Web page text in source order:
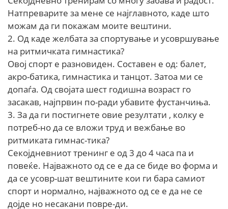
Натпреварите за мене се најглавното, каде што
можам да ги покажам моите вештини.
2. Од каде желбата за спортување и усовршување
на ритмичката гимнастика?
Овој спорт е разновиден. Составен е од: балет,
акро-батика, гимнастика и танцот. Затоа ми се
допаѓа. Од својата шест годишна возраст го
засакав, најпрвин по-ради убавите фустанчиња.
3. За да ги постигнете овие резултати , колку е
потреб-но да се вложи труд и вежбање во
ритмиката гимнас-тика?
Секојдневниот тренинг е од 3 до 4 часа па и
повеќе. Најважното од се е да се биде во форма и
да се усовр-шат вештините кои ги бара самиот
спорт и нормално, најважното од се е да не се
дојде но несакани повре-ди.